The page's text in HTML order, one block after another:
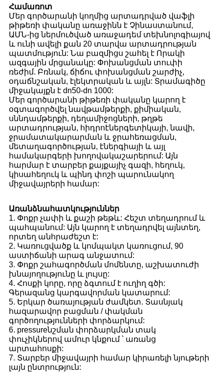
Համառոտ
Մեր գործարանի կողմից արտադրված վաֆլի
թիթեռի փականը առաջինն է Չինաստանում,
ԱՄՆ-ից ներմուծված առաջադեմ տեխնոլոգիայով
և ունի ավելի քան 20 տարվա արտադրության
պատմություն: Նա բազմիցս շահել է Որակի
ազգային մրցանակը: Փոխանցման տուփի
ռեժիմ. Բռնակ, ճիճու փոխանցման շարժիչ,
օդաճնշական, էլեկտրական և այլն: Տրամագիծը
միջակայքն է dn50-dn 1000:
Մեր գործարանի թիթեռի փականը կարող է
օգտագործվել նավթամթերքի, քիմիական,
սննդամթերքի, դեղամիջոցների, թղթե
արտադրության, հիդրոէներգետիկայի, նավի,
ջրամատակարարման և ջրահեռացման,
մետաղագործության, էներգիայի և այլ
համակարգերի խողովակաշարերում: Այն
հարմար է տարբեր քայքայիչ գազի, հեղուկ,
կիսահեղուկ և պինդ փոշի պարունակող
միջավայրերի համար:
Առանձնահատկություններ
1. Փոքր չափի և քաշի թեթև: Հեշտ տեղադրում և
պահպանում: Այն կարող է տեղադրվել այնտեղ,
որտեղ անհրաժեշտ է:
2. Կառուցվածք և կոմպակտ կառուցում, 90
աստիճանի արագ անջատում:
3. Փոքր շահագործման մոմենտը, աշխատուժի
խնայողությունը և լույսը:
4. Հոսքի կորը, որը ձգտում է ուղիղ գծի:
Գերազանց կարգավորման կատարում:
5. Երկար ծառայության ժամկետ. Տասնյակ
հազարավոր բացման / փակման
գործողությունների փորձարկում:
6. pressureնշման փորձարկման տակ
փուչիկներով ամուր կնքում ՝ առանց
արտահոսքի:
7. Տարբեր միջավայրի համար կիրառելի նյութերի
լայն ընտրություն: